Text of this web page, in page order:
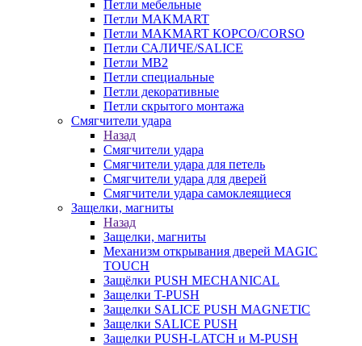
Петли мебельные
Петли MAKMART
Петли MAKMART КОРСО/CORSO
Петли САЛИЧЕ/SALICE
Петли MB2
Петли специальные
Петли декоративные
Петли скрытого монтажа
Смягчители удара
Назад
Смягчители удара
Смягчители удара для петель
Смягчители удара для дверей
Cмягчители удара самоклеящиеся
Защелки, магниты
Назад
Защелки, магниты
Механизм открывания дверей MAGIC
TOUCH
Защёлки PUSH MECHANICAL
Защелки T-PUSH
Защелки SALICE PUSH MAGNETIC
Защелки SALICE PUSH
Защелки PUSH-LATCH и M-PUSH